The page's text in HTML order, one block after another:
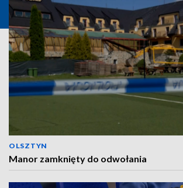
OLSZTYN
Manor zamknięty do odwołania